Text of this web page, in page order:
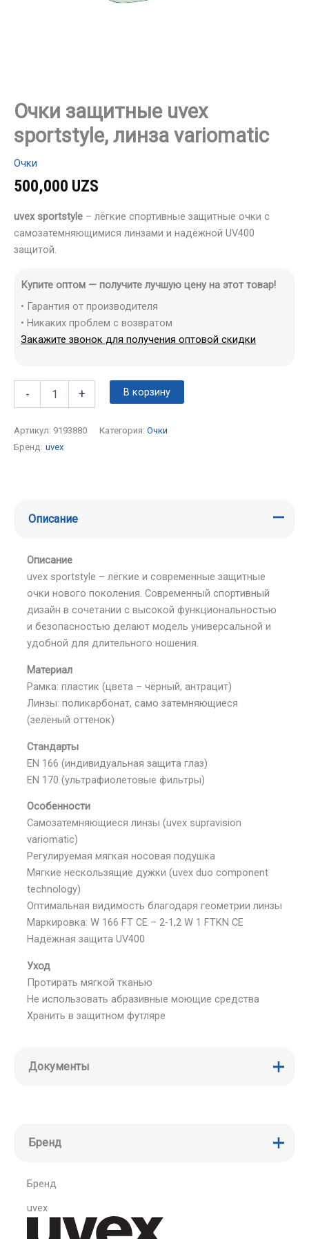
Очки защитные uvex
sportstyle, линза variomatic
Очки
500,000 UZS
uvex sportstyle – лёгкие спортивные защитные очки с
самозатемняющимися линзами и надёжной UV400
защитой.
Купите оптом — получите лучшую цену на этот товар!
• Гарантия от производителя
• Никаких проблем с возвратом
Закажите звонок для получения оптовой скидки
- + В корзину
Артикул: 9193880 Категория: Очки
Бренд: uvex
Описание
Описание
uvex sportstyle – лёгкие и современные защитные
очки нового поколения. Современный спортивный
дизайн в сочетании с высокой функциональностью
и безопасностью делают модель универсальной и
удобной для длительного ношения.
Материал
Рамка: пластик (цвета – чёрный, антрацит)
Линзы: поликарбонат, само затемняющиеся
(зелёный оттенок)
Стандарты
EN 166 (индивидуальная защита глаз)
EN 170 (ультрафиолетовые фильтры)
Особенности
Самозатемняющиеся линзы (uvex supravision
variomatic)
Регулируемая мягкая носовая подушка
Мягкие нескользящие дужки (uvex duo component
technology)
Оптимальная видимость благодаря геометрии линзы
Маркировка: W 166 FT CE – 2-1,2 W 1 FTKN CE
Надёжная защита UV400
Уход
Протирать мягкой тканью
Не использовать абразивные моющие средства
Хранить в защитном футляре
Документы
Бренд
Бренд
uvex